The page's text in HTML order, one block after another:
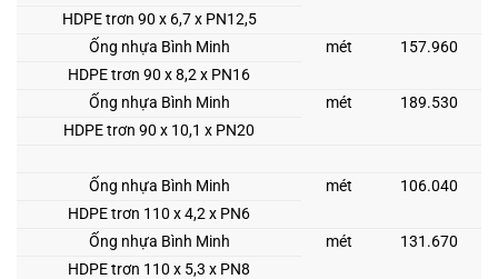
HDPE trơn 90 x 6,7 x PN12,5
Ống nhựa Bình Minh
mét
157.960
HDPE trơn 90 x 8,2 x PN16
Ống nhựa Bình Minh
mét
189.530
HDPE trơn 90 x 10,1 x PN20
Ống nhựa Bình Minh mét
106.040
HDPE trơn 110 x 4,2 x PN6
Ống nhựa Bình Minh
mét
131.670
HDPE trơn 110 x 5,3 x PN8